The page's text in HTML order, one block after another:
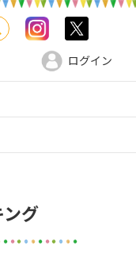
検索 Instagram
ログイン
グ